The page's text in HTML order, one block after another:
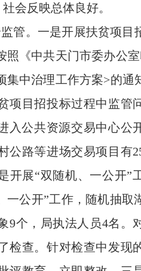
会反映总体良好。
。一是开展扶贫项目
照《中共天门市委办公
集中治理工作方案>的通
项目招投标过程中监管
入公共资源交易中心公
公路等进场交易项目有
开展“双随机、一公开”
一公开”工作，随机抽取
9个，局执法人员4名。
检查。针对检查中发现